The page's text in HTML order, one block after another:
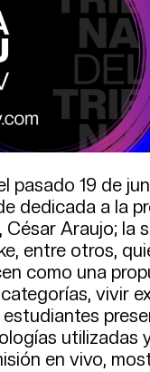
pasado 19 de
dedicada a la
Araujo;
entre otros,
como una
vivir
estudiantes
utilizadas
en vivo,